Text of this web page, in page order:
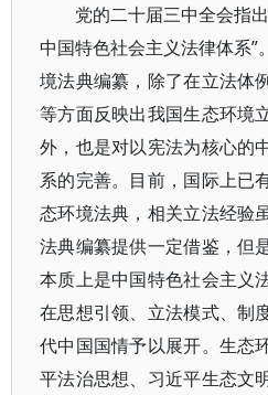
党的二十届三中全会指
中国特色社会主义法律体系
境法典编纂，除了在立法体
等方面反映出我国生态环境
外，也是对以宪法为核心的
系的完善。目前，国际上已
态环境法典，相关立法经验
法典编纂提供一定借鉴，但
本质上是中国特色社会主义
在思想引领、立法模式、制
代中国国情予以展开。生态
平法治思想、习近平生态文